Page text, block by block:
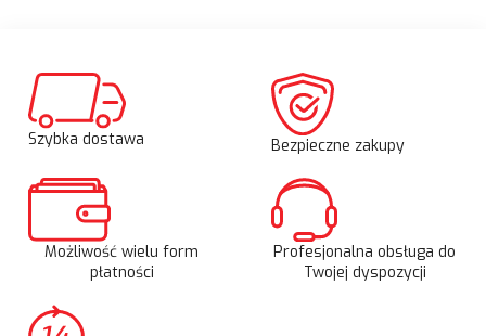
Szybka dostawa Bezpieczne zakupy
Możliwość wielu form
płatności
Profesjonalna obsługa do
Twojej dyspozycji